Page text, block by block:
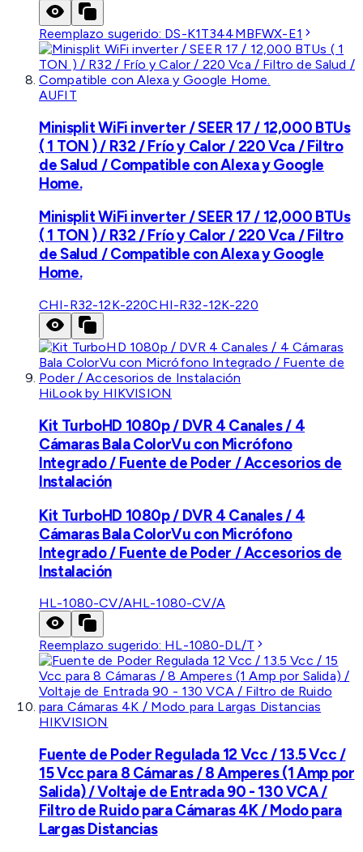
Reemplazo sugerido: DS-K1T344MBFWX-E1
AUFIT
Minisplit WiFi inverter / SEER 17 / 12,000 BTUs
( 1 TON ) / R32 / Frío y Calor / 220 Vca / Filtro
de Salud / Compatible con Alexa y Google
Home.
Minisplit WiFi inverter / SEER 17 / 12,000 BTUs
( 1 TON ) / R32 / Frío y Calor / 220 Vca / Filtro
de Salud / Compatible con Alexa y Google
Home.
CHI-R32-12K-220CHI-R32-12K-220
HiLook by HIKVISION
Kit TurboHD 1080p / DVR 4 Canales / 4
Cámaras Bala ColorVu con Micrófono
Integrado / Fuente de Poder / Accesorios de
Instalación
Kit TurboHD 1080p / DVR 4 Canales / 4
Cámaras Bala ColorVu con Micrófono
Integrado / Fuente de Poder / Accesorios de
Instalación
HL-1080-CV/AHL-1080-CV/A
Reemplazo sugerido: HL-1080-DL/T
HIKVISION
Fuente de Poder Regulada 12 Vcc / 13.5 Vcc /
15 Vcc para 8 Cámaras / 8 Amperes (1 Amp por
Salida) / Voltaje de Entrada 90 - 130 VCA /
Filtro de Ruido para Cámaras 4K / Modo para
Largas Distancias